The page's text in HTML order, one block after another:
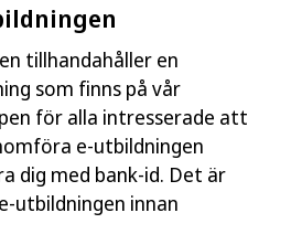
tillhandahåller en
som finns på vår
för alla intresserade att
e-utbildningen
dig med bank-id. Det är
utbildningen innan